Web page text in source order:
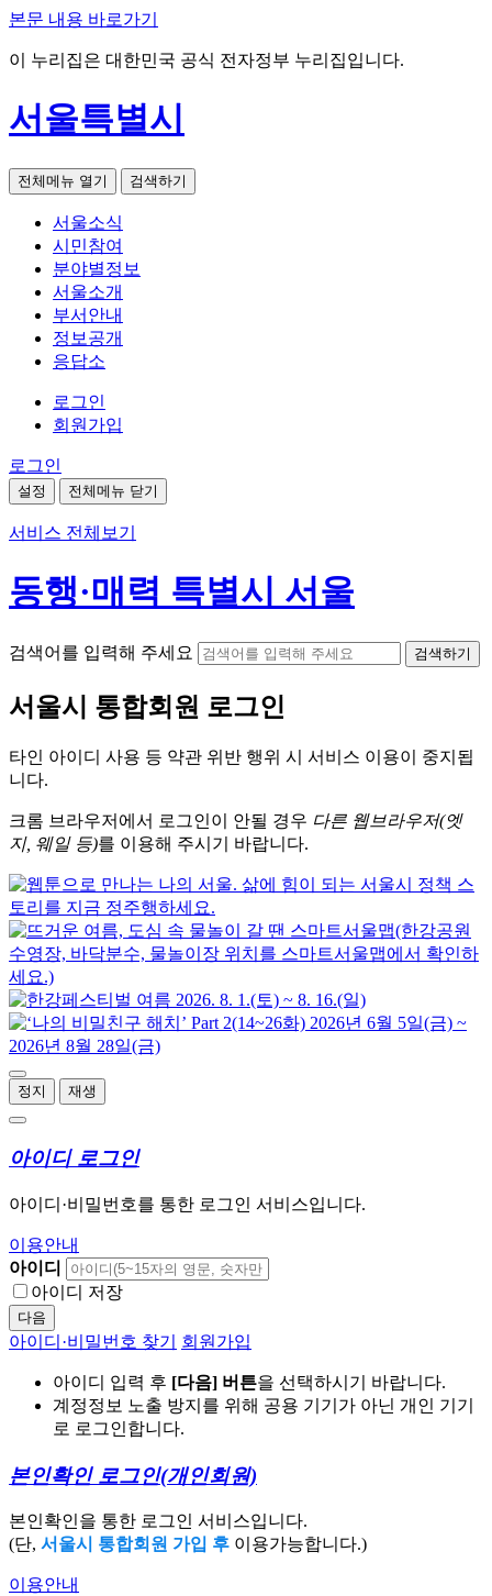
본문 내용 바로가기
이 누리집은 대한민국 공식 전자정부 누리집입니다.
서울특별시
전체메뉴 열기 검색하기
서울소식
시민참여
분야별정보
서울소개
부서안내
정보공개
응답소
로그인
회원가입
로그인
설정 전체메뉴 닫기
서비스 전체보기
동행·매력 특별시 서울
검색어를 입력해 주세요 검색하기
서울시 통합회원 로그인
타인 아이디 사용 등 약관 위반 행위 시 서비스 이용이 중지됩
니다.
크롬 브라우저에서 로그인이 안될 경우 다른 웹브라우저(엣
지, 웨일 등)를 이용해 주시기 바랍니다.
정지 재생
아이디 로그인
아이디·비밀번호를 통한 로그인 서비스입니다.
이용안내
아이디
아이디 저장
다음
아이디·비밀번호 찾기 회원가입
아이디 입력 후 [다음] 버튼을 선택하시기 바랍니다.
계정정보 노출 방지를 위해 공용 기기가 아닌 개인 기기
로 로그인합니다.
본인확인 로그인(개인회원)
본인확인을 통한 로그인 서비스입니다.
(단, 서울시 통합회원 가입 후 이용가능합니다.)
이용안내